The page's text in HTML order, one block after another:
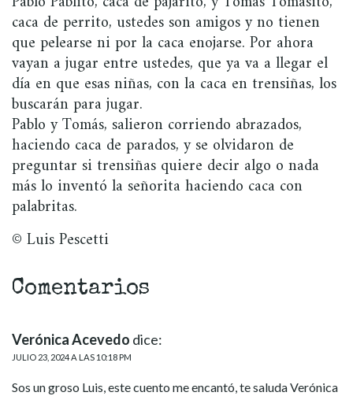
caca de perrito, ustedes son amigos y no tienen
que pelearse ni por la caca enojarse. Por ahora
vayan a jugar entre ustedes, que ya va a llegar el
día en que esas niñas, con la caca en trensiñas, los
buscarán para jugar.
Pablo y Tomás, salieron corriendo abrazados,
haciendo caca de parados, y se olvidaron de
preguntar si trensiñas quiere decir algo o nada
más lo inventó la señorita haciendo caca con
palabritas.
© Luis Pescetti
Comentarios
Verónica Acevedo dice:
JULIO 23, 2024 A LAS 10:18 PM
Sos un groso Luis, este cuento me encantó, te saluda Verónica